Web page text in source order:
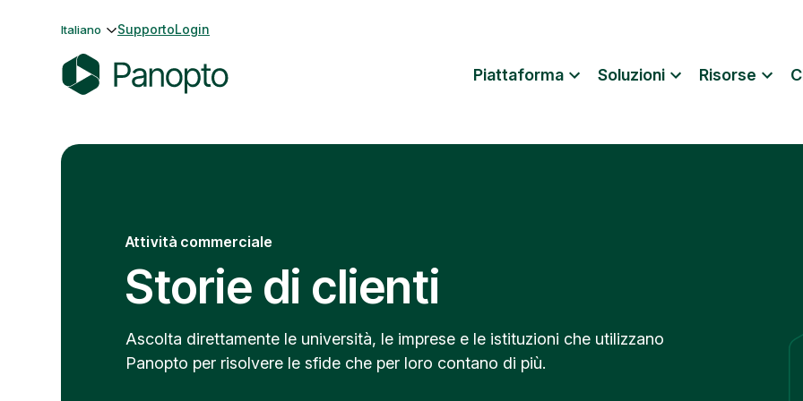
contenuto
Italiano SupportoLogin
n
Piattaforma Soluzioni Risorse
Attività commerciale
Storie di clienti
Ascolta direttamente le università, le imprese e le istituzioni che utilizzano
Panopto per risolvere le sfide che per loro contano di più.